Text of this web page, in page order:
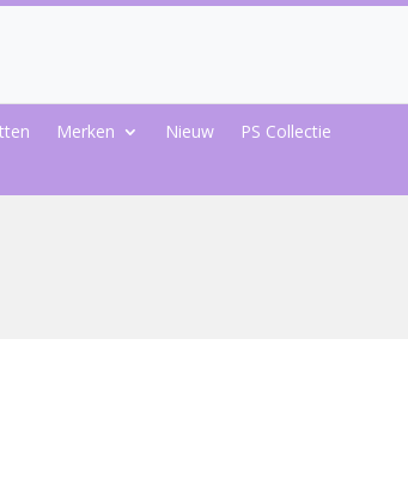
Merken Nieuw
PS Collectie